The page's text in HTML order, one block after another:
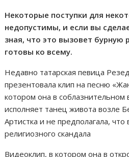
Некоторые поступки для
недопустимы, и если вы
зная, что это вызовет бурную
готовы ко всему.
Недавно татарская певица
презентовала клип на песню
котором она в соблазнительном
исполняет танец живота возле
Артистка и не предполагала,
религиозного скандала
Видеоклип, в котором она в